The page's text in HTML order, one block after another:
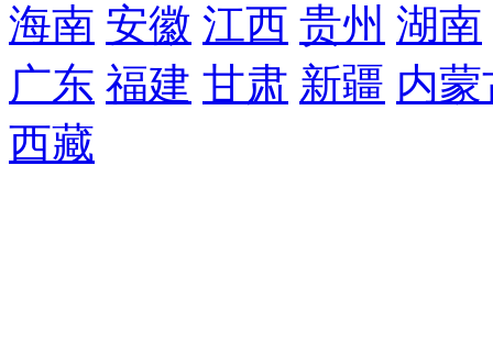
海南 安徽 江西 贵州 湖南
广东 福建 甘肃 新疆 内蒙
西藏